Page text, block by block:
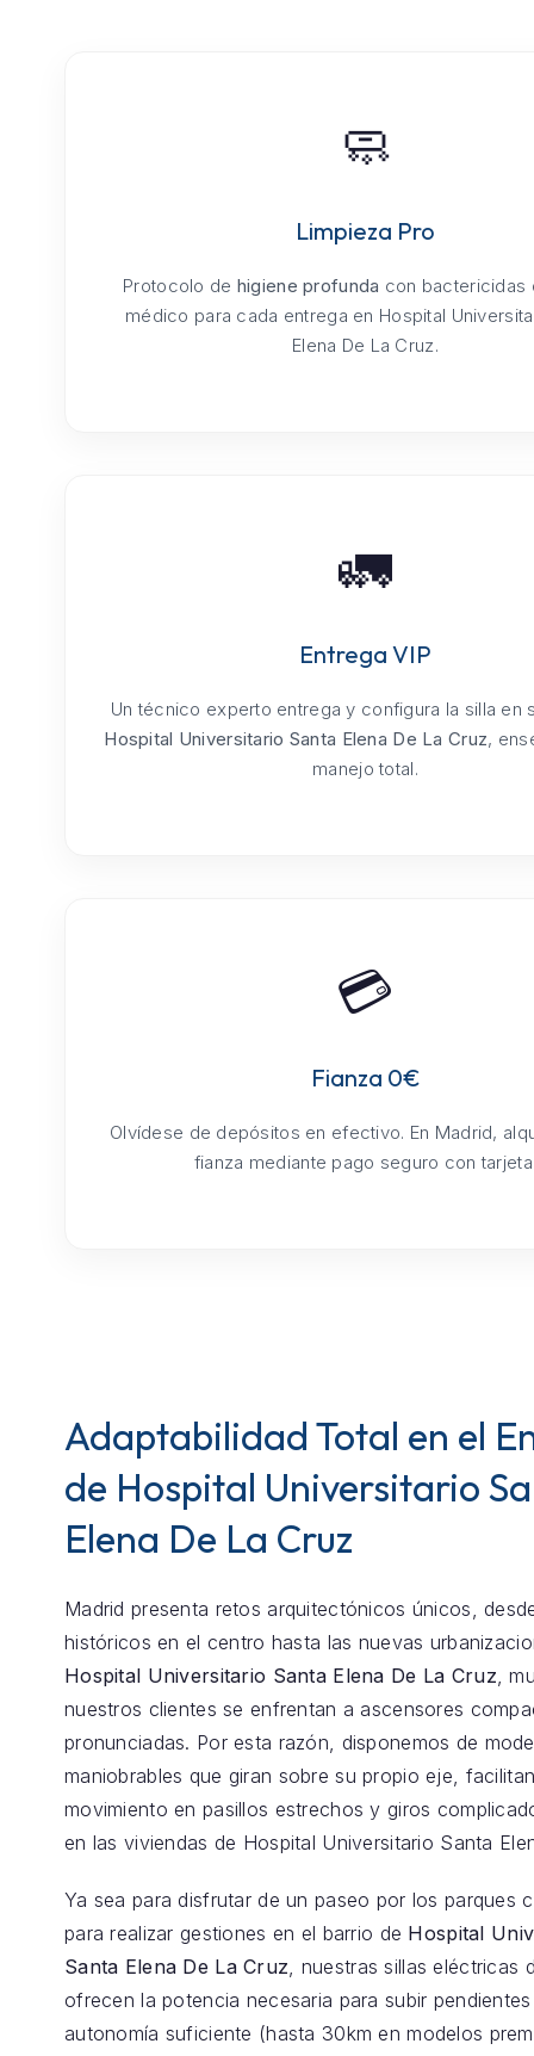
🧼
Limpieza Pro
Protocolo de higiene profunda con bactericidas
médico para cada entrega en Hospital
Elena De La Cruz.
🚛
Entrega VIP
Un técnico experto entrega y configura la silla en
Hospital Universitario Santa Elena De La Cruz,
manejo total.
💳
Fianza 0€
Olvídese de depósitos en efectivo. En Madrid,
fianza mediante pago seguro con
Adaptabilidad Total en el
de Hospital Universitario
Elena De La Cruz
Madrid presenta retos arquitectónicos únicos,
históricos en el centro hasta las nuevas
Hospital Universitario Santa Elena De La Cruz ,
nuestros clientes se enfrentan a ascensores
pronunciadas. Por esta razón, disponemos de
maniobrables que giran sobre su propio eje,
movimiento en pasillos estrechos y giros
en las viviendas de Hospital Universitario Santa
Ya sea para disfrutar de un paseo por los parques
para realizar gestiones en el barrio de Hospital
Santa Elena De La Cruz , nuestras sillas eléctricas
ofrecen la potencia necesaria para subir
autonomía suficiente (hasta 30km en modelos